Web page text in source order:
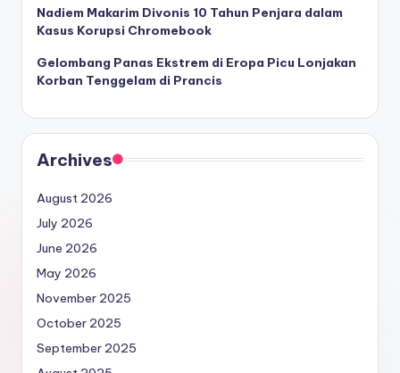
Nadiem Makarim Divonis 10 Tahun Penjara dalam
Kasus Korupsi Chromebook
Gelombang Panas Ekstrem di Eropa Picu Lonjakan
Korban Tenggelam di Prancis
Archives
August 2026
July 2026
June 2026
May 2026
November 2025
October 2025
September 2025